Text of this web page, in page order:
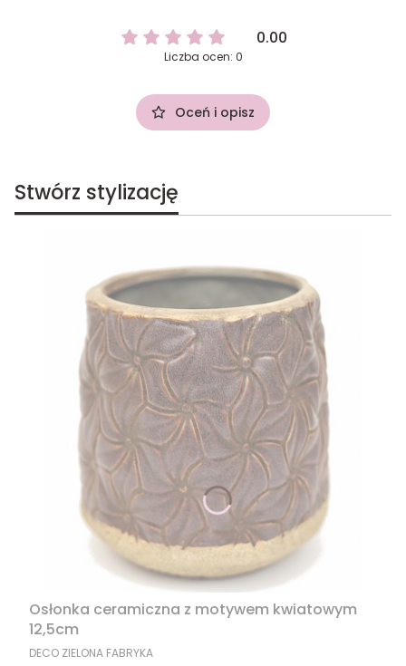
0.00
Liczba ocen: 0
Oceń i opisz
Stwórz stylizację
Osłonka ceramiczna z motywem kwiatowym
12,5cm
PRODUCENT
DECO ZIELONA FABRYKA